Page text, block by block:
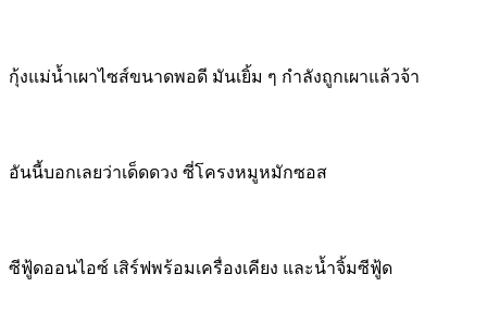
กุ้งแม่น้ำเผาไซส์ขนาดพอดี มันเยิ้ม ๆ กำลังถูกเผาแล้วจ้า
อันนี้บอกเลยว่าเด็ดดวง ซี่โครงหมูหมักซอส
ซีฟู้ดออนไอซ์ เสิร์ฟพร้อมเครื่องเคียง และน้ำจิ้มซีฟู้ด